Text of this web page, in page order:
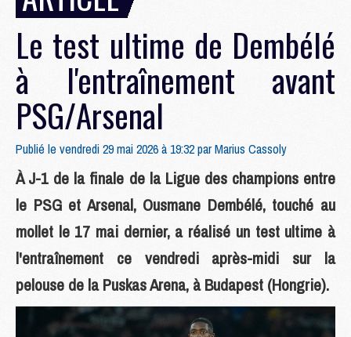
Le test ultime de Dembélé
à l'entraînement avant
PSG/Arsenal
Publié le vendredi 29 mai 2026 à 19:32 parMarius Cassoly
À J-1 de la finale de la Ligue des champions entre
le PSG et Arsenal, Ousmane Dembélé, touché au
mollet le 17 mai dernier, a réalisé un test ultime à
l'entraînement ce vendredi après-midi sur la
pelouse de la Puskas Arena, à Budapest (Hongrie).